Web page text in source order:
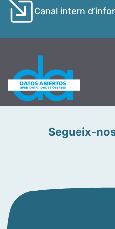
Canal intern
Segueix-